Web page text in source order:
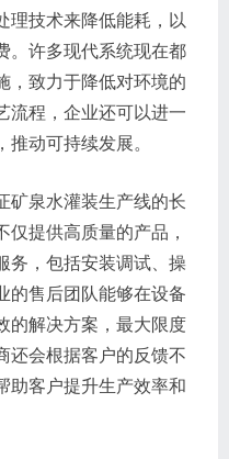
理技术来降低能耗，以
。许多现代系统现在都
，致力于降低对环境的
流程，企业还可以进一
动可持续发展。
矿泉水灌装生产线的长
提供高质量的产品，
务，包括安装调试、操
的售后团队能够在设备
的解决方案，最大限度
还会根据客户的反馈不
助客户提升生产效率和